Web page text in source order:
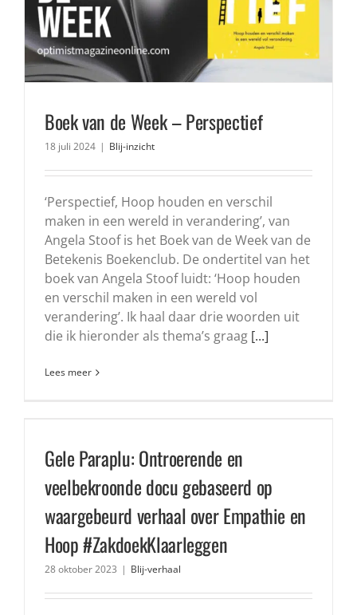
Boek van de Week – Perspectief
18 juli 2024 | Blij-inzicht
‘Perspectief, Hoop houden en verschil
maken in een wereld in verandering’, van
Angela Stoof is het Boek van de Week van de
Betekenis Boekenclub. De ondertitel van het
boek van Angela Stoof luidt: ‘Hoop houden
en verschil maken in een wereld vol
verandering’. Ik haal daar drie woorden uit
die ik hieronder als thema’s graag [...]
Lees meer
Gele Paraplu: Ontroerende en
veelbekroonde docu gebaseerd op
waargebeurd verhaal over Empathie en
Hoop #ZakdoekKlaarleggen
28 oktober 2023 | Blij-verhaal